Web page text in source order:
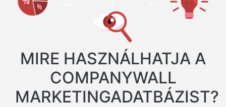
MIRE HASZNÁLHATJA A
COMPANYWALL
MARKETINGADATBÁZIST?